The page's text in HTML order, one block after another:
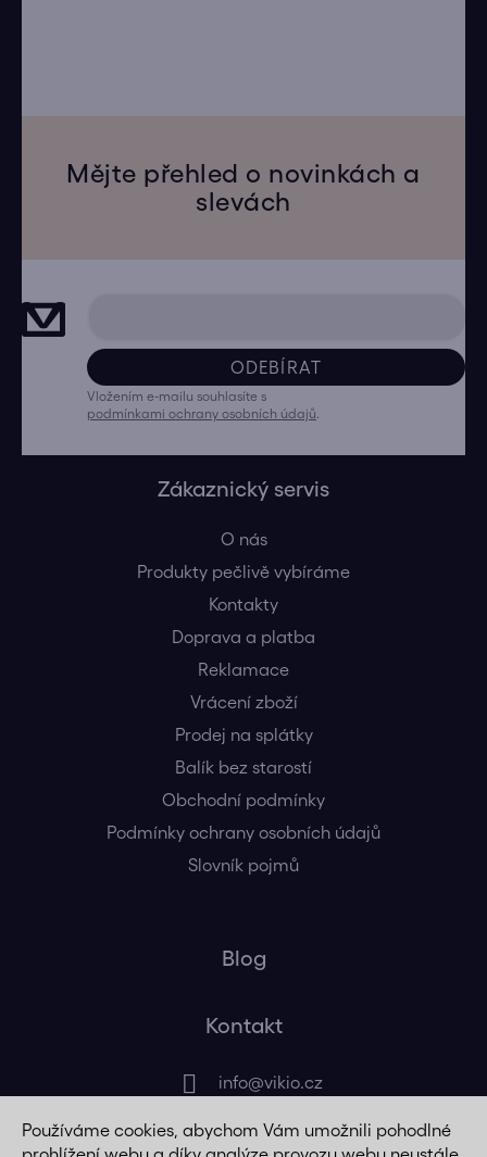
Používáme cookies, abychom Vám umožnili pohodlné
Mějte přehled o novinkách a
slevách
ODEBÍRAT
Vložením e-mailu souhlasíte s
podmínkami ochrany osobních údajů
Zákaznický servis
O nás
Produkty pečlivě vybíráme
Kontakty
Doprava a platba
Reklamace
Vrácení zboží
Prodej na splátky
Balík bez starostí
Obchodní podmínky
Podmínky ochrany osobních údajů
Slovník pojmů
Blog
Kontakt
info@vikio.cz
+420 725 320 508